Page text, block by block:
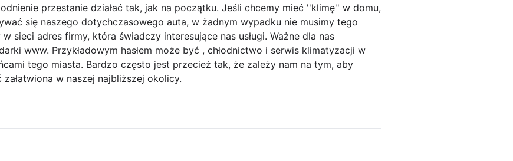
przestanie działać tak, jak na początku. Jeśli chcemy mieć ''klimę'' w domu,
się naszego dotychczasowego auta, w żadnym wypadku nie musimy tego
sieci adres firmy, która świadczy interesujące nas usługi. Ważne dla nas
www. Przykładowym hasłem może być , chłodnictwo i serwis klimatyzacji w
tego miasta. Bardzo często jest przecież tak, że zależy nam na tym, aby
w naszej najbliższej okolicy.